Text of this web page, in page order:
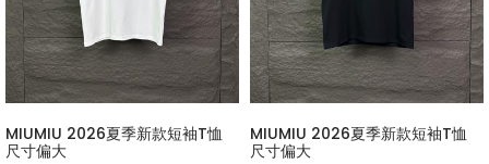
MIUMIU 2026夏季新款短袖T恤
尺寸偏大
MIUMIU 2026夏季新款短袖T恤
尺寸偏大